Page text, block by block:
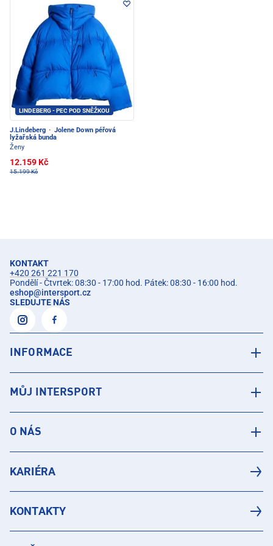
LINDEBERG - PEC POD SNĚŽKOU
J.Lindeberg · Jolene Down péřová
lyžařská bunda
Ženy
12.159 Kč
15.199 Kč
KONTAKT
+420 261 221 170
Pondělí - Čtvrtek: 08:30 - 17:00 hod. Pátek: 08:30 - 16:00 hod.
eshop@intersport.cz
SLEDUJTE NÁS
INFORMACE
MŮJ INTERSPORT
O NÁS
KARIÉRA
KONTAKTY